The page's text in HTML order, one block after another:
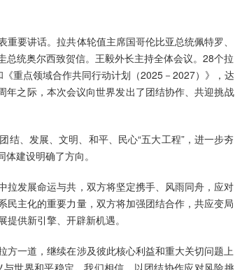
要讲话。拉共体轮值主席国哥伦比亚总统佩特罗、
统奥尔西致贺信。王毅外长主持全体会议。28个拉
重点领域合作共同行动计划（2025－2027）》，达
之际，本次会议向世界发出了团结协作、共迎挑战
、发展、文明、和平、民心“五大工程”，进一步夯
建设明确了方向。
发展命运与共，双方将坚定携手、风雨同舟，应对
主化的重要力量，双方将加强团结合作，共应变局
供新引擎、开辟新机遇。
一道，继续在涉及彼此核心利益和重大关切问题上
世界和平稳定。我们相信，以团结协作应对风险挑